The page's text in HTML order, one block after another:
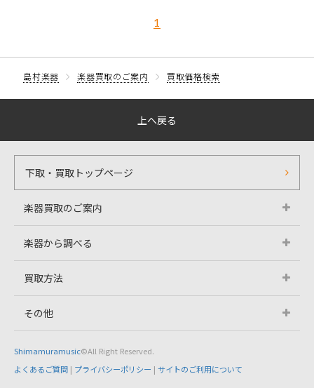
1
島村楽器 楽器買取のご案内 買取価格検索
上へ戻る
下取・買取トップページ
楽器買取のご案内
楽器から調べる
買取方法
その他
Shimamuramusic©All Right Reserved.
よくあるご質問 | プライバシーポリシー | サイトのご利用について